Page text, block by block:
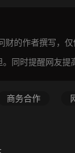
财的作者撰写，
同时提醒网友
商务合作